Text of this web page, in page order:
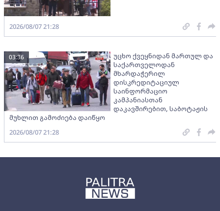
2026/08/07 21:28
უცხო ქვეყნიდან მართულ და
საქართველოდან
მხარდაჭერილ
დისკრედიტაციულ
საინფორმაციო
კამპანიასთან
დაკავშირებით, საბოტაჟის
მუხლით გამოძიება დაიწყო
03:36
2026/08/07 21:28